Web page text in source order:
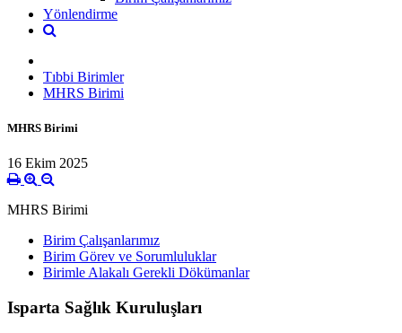
Yönlendirme
Tıbbi Birimler
MHRS Birimi
MHRS Birimi
16 Ekim 2025
MHRS Birimi
Birim Çalışanlarımız
Birim Görev ve Sorumluluklar
Birimle Alakalı Gerekli Dökümanlar
Isparta Sağlık Kuruluşları